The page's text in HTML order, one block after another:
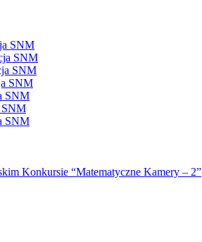
SNM
SNM
SNM
SNM
SNM
SNM
Konkursie “Matematyczne Kamery – 2”